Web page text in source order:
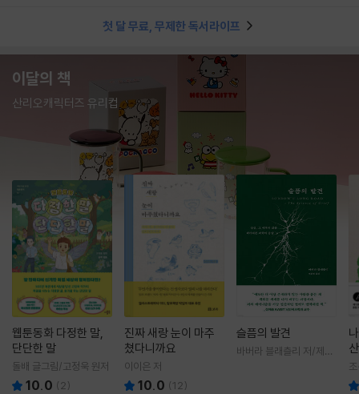
첫 달 무료, 무제한 독서라이프
이달의 책
산리오캐릭터즈 유리컵
웹툰동화 다정한 말,
단단한 말
돌배 글그림/고정욱 원저
10.0 ( 2)
진짜 새랑 눈이 마주
쳤다니까요
이이은 저
10.0 (12)
슬픔의 발견
바버라 블래츨리 저/제효